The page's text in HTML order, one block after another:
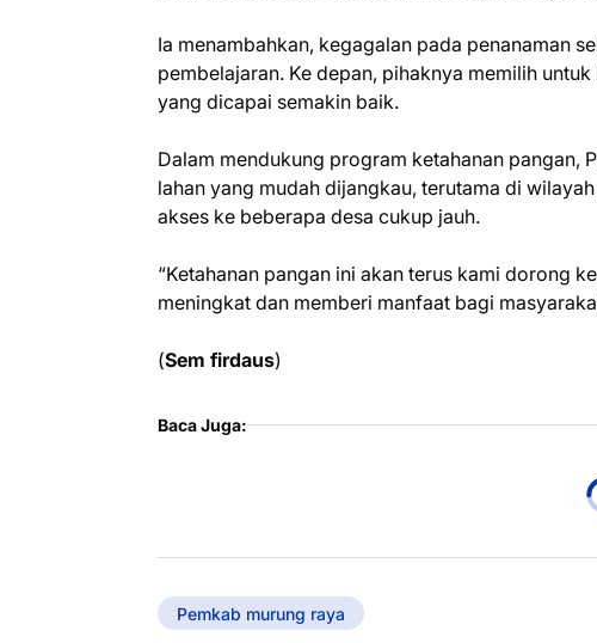
Ia menambahkan, kegagalan pada penanaman
pembelajaran. Ke depan, pihaknya memilih
yang dicapai semakin baik.
Dalam mendukung program ketahanan pangan,
lahan yang mudah dijangkau, terutama di
akses ke beberapa desa cukup jauh.
“Ketahanan pangan ini akan terus kami dorong
meningkat dan memberi manfaat bagi
(Sem firdaus)
Baca Juga:
Pemkab murung raya